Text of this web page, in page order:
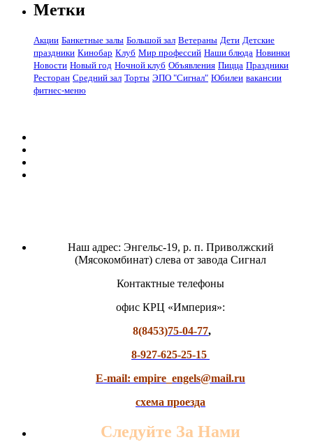
Метки
Акции Банкетные залы Большой зал Ветераны Дети Детские
праздники Кинобар Клуб Мир профессий Наши блюда Новинки
Новости Новый год Ночной клуб Объявления Пицца Праздники
Ресторан Средний зал Торты ЭПО "Сигнал" Юбилеи вакансии
фитнес-меню
Наш адрес: Энгельс-19, р. п. Приволжский
(Мясокомбинат) слева от завода Сигнал
Контактные телефоны
офис КРЦ «Империя»:
8(8453)75-04-77,
8-927-625-25-15
E-mail: empire_engels@mail.ru
схема проезда
Следуйте За Нами